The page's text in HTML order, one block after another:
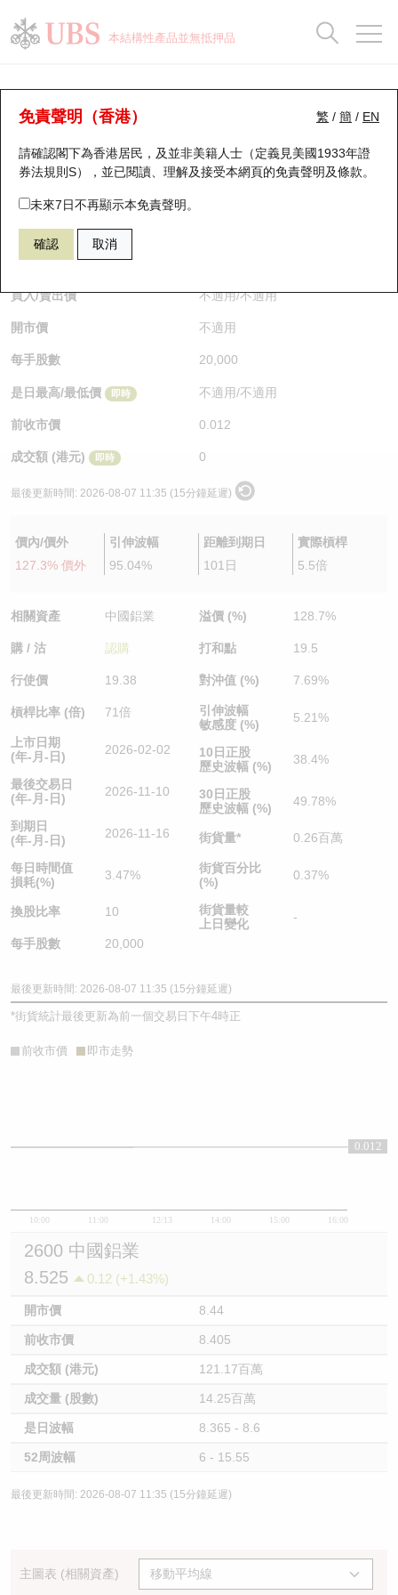
本結構性產品並無抵押品
繁 / 簡 / EN
免責聲明（香港）
請確認閣下為香港居民，及並非美籍人士（定義見美國1933年證
券法規則S），並已閱讀、理解及接受本網頁的免責聲明及條款。
未來7日不再顯示本免責聲明。
確認 取消
認股證分析儀
表現 街貨統計 比較
25274 瑞銀認購 2600 中國鋁業
$0.012 即時
買入/賣出價 不適用/不適用
開市價 不適用
每手股數 20,000
是日最高/最低價 即時 不適用/不適用
前收市價 0.012
成交額 (港元) 即時 0
最後更新時間: 2026-08-07 11:35 (15分鐘延遲)
價內/價外
127.3% 價外
引伸波幅
95.04%
距離到期日
101日
實際槓桿
5.5倍
相關資產 中國鋁業
購 / 沽 認購
行使價 19.38
槓桿比率 (倍) 71倍
上市日期
(年-月-日)
2026-02-02
最後交易日
(年-月-日)
2026-11-10
到期日
(年-月-日)
2026-11-16
每日時間值
損耗(%)
3.47%
換股比率 10
每手股數 20,000
溢價 (%) 128.7%
打和點 19.5
對沖值 (%) 7.69%
引伸波幅
敏感度 (%)
5.21%
10日正股
歷史波幅 (%)
38.4%
30日正股
歷史波幅 (%)
49.78%
街貨量* 0.26百萬
街貨百分比
(%)
0.37%
街貨量較
上日變化
-
最後更新時間: 2026-08-07 11:35 (15分鐘延遲)
*街貨統計最後更新為前一個交易日下午4時正
前收市價 即市走勢
10:00 11:00 12/13 14:00 15:00 16:00
0.012
0.012
2600 中國鋁業
8.525
0.12 (+1.43%)
開市價 8.44
前收市價 8.405
成交額 (港元) 121.17百萬
成交量 (股數) 14.25百萬
是日波幅 8.365 - 8.6
52周波幅 6 - 15.55
最後更新時間: 2026-08-07 11:35 (15分鐘延遲)
主圖表 (相關資產)
瑞銀認股證一覽
新發行瑞銀認股證
即將到期認股證
認股證到期結算價查詢
認股證分析儀
認股證速算機
認股證/牛熊證日誌
認股證文件及公告
街貨統計
比較
牛熊全景快搜
牛熊證搜尋
牛熊證街貨分佈圖
正股牛熊證列表
新發行瑞銀牛熊證
已收回牛熊證剩餘價值
牛熊證到期結算價查詢
牛熊證分析儀
街貨統計
比較
十大升幅/跌幅
十大認股證成交分佈
十天股證佔大市成交
資金流
街貨統計
三十大平均引伸波幅
正股分析儀
二十大活躍股份
恒指成份股
國指成份股
科指成份股
相關資產沽空
中資ETFs溢價比較
AH 股價對照
持股比重
顯示所有持股比重
每月輪證大市專題
輪證專欄
講座及教育短片
認股證投資者教育
牛熊證投資者教育
認股證牛熊證常問問題